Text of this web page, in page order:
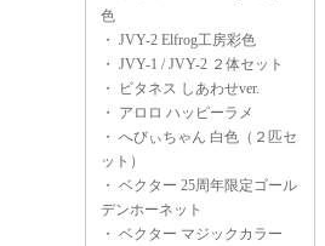
色
・ JVY-2 Elfrog工房彩色
・ JVY-1 / JVY-2 ２体セット
・
ビタネス しあわせver.
・ アロロ ハッピーラメ
・ へびぃちゃん 白色（２匹セ
ット）
・ ベクター 25周年限定ゴール
デンホーネット
・ ベクター マジックカラー